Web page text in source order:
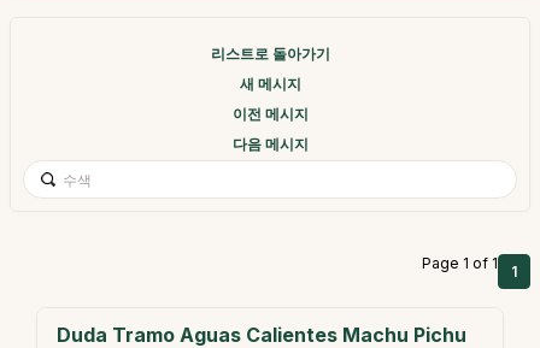
리스트로 돌아가기
새 메시지
이전 메시지
다음 메시지
Page 1 of 1 1
Duda Tramo Aguas Calientes Machu Pichu